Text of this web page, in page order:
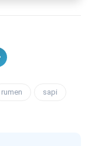
rumen sapi